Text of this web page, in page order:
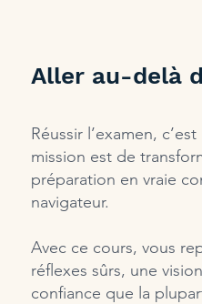
Aller au-delà
Réussir l’examen,
mission est de
préparation en vraie
navigateur.
Avec ce cours, vous
réflexes sûrs, une
confiance que la